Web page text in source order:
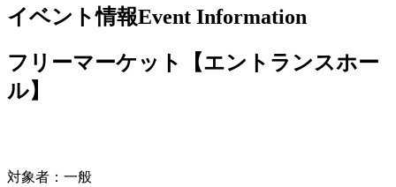
イベント情報Event Information
フリーマーケット【エントランスホー
ル】
対象者：一般